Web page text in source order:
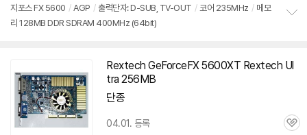
지포스 FX 5600 / AGP / 출력단자: D-SUB, TV-OUT / 코어 235MHz / 메모
리 128MB DDR SDRAM 400MHz (64bit)
치
Rextech GeForceFX5600XT Rextech Ul
tra 256MB
단종
04.01. 등록
관